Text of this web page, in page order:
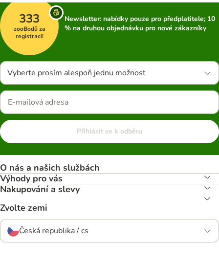
333
zooBodů za
registraci!
Newsletter: nabídky pouze pro předplatitele; 10
% na druhou objednávku pro nové zákazníky
Vyberte prosím alespoň jednu možnost
Přihlásit se k odběru
O nás a našich službách
Výhody pro vás
Nakupování a slevy
Zvolte zemi
Česká republika / cs